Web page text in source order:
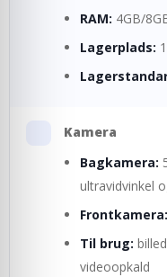
RAM: 4GB/
Lagerplads:
Kamera
Bagkamera:
ultravidvinkel
Frontkamera:
Til brug:
videoopkald